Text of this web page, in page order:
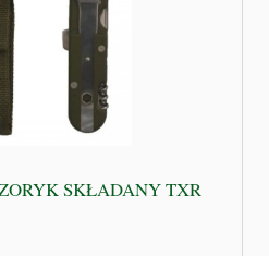
SKŁADANY TXR